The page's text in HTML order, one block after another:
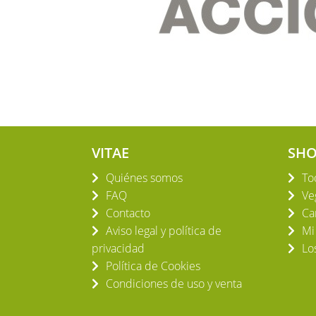
VITAE
Quiénes somos
FAQ
Contacto
Aviso legal y política de
privacidad
Política de Cookies
Condiciones de uso y venta